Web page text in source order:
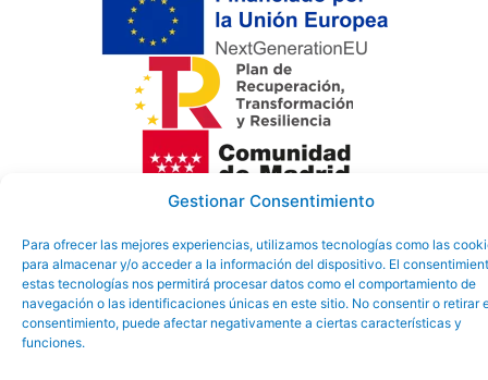
Gestionar Consentimiento
Para ofrecer las mejores experiencias, utilizamos tecnologías como las
para almacenar y/o acceder a la información del dispositivo. El
estas tecnologías nos permitirá procesar datos como el comportamiento de
navegación o las identificaciones únicas en este sitio. No consentir o retirar
consentimiento, puede afectar negativamente a ciertas características y
funciones.
Ayuntamiento
de El Boalo-
Cerceda y
Mataelpino
privacidad
Cookies